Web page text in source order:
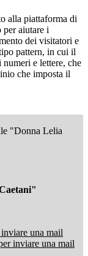
alla piattaforma di
aiutare i
dei visitatori e
pattern, in cui il
numeri e lettere, che
che imposta il
"Donna Lelia
una mail
inviare una mail